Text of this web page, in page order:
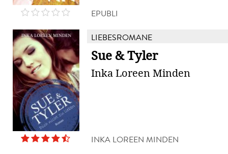
EPUBLI
LIEBESROMANE
Sue & Tyler
Inka Loreen Minden
INKA LOREEN MINDEN